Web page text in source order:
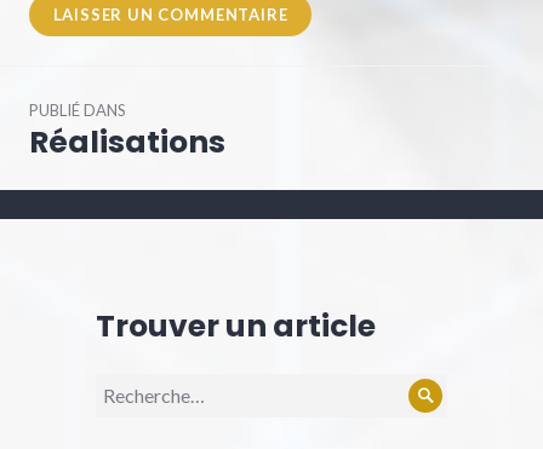
dePUBLIÉ DANS
Réalisations
Trouver un article
Recherche
Rechercher